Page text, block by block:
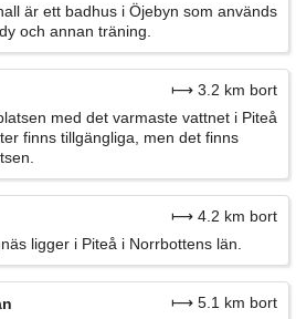
är ett badhus i Öjebyn som används
och annan träning.
⟼ 3.2 km bort
med det varmaste vattnet i Piteå
finns tillgängliga, men det finns
⟼ 4.2 km bort
ligger i Piteå i Norrbottens län.
⟼ 5.1 km bort